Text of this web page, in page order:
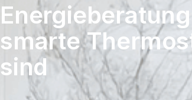
smarte
sind